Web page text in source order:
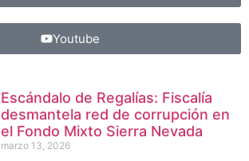
Youtube
Escándalo de Regalías: Fiscalía
desmantela red de corrupción en
el Fondo Mixto Sierra Nevada
marzo 13, 2026